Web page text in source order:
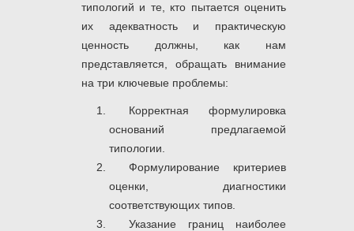
типологий и те, кто пытается оценить
их адекватность и практическую
ценность должны, как нам
представляется, обращать внимание
на три ключевые проблемы:
Корректная формулировка
оснований предлагаемой
типологии.
Формулирование критериев
оценки, диагностики
соответствующих типов.
Указание границ наиболее